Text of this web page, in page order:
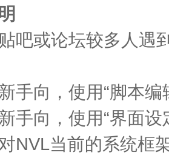
吧或论坛较多人遇
手向，使用“脚本编
手向，使用“界面设
NVL当前的系统框